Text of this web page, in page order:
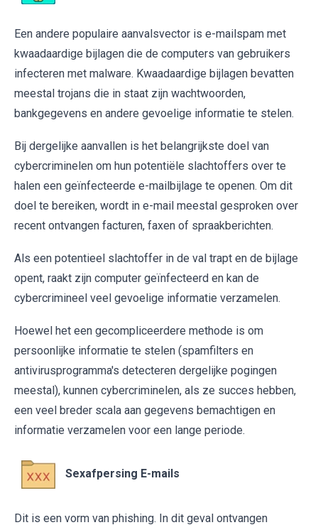
Een andere populaire aanvalsvector is e-mailspam met
kwaadaardige bijlagen die de computers van gebruikers
infecteren met malware. Kwaadaardige bijlagen bevatten
meestal trojans die in staat zijn wachtwoorden,
bankgegevens en andere gevoelige informatie te stelen.
Bij dergelijke aanvallen is het belangrijkste doel van
cybercriminelen om hun potentiële slachtoffers over te
halen een geïnfecteerde e-mailbijlage te openen. Om dit
doel te bereiken, wordt in e-mail meestal gesproken over
recent ontvangen facturen, faxen of spraakberichten.
Als een potentieel slachtoffer in de val trapt en de bijlage
opent, raakt zijn computer geïnfecteerd en kan de
cybercrimineel veel gevoelige informatie verzamelen.
Hoewel het een gecompliceerdere methode is om
persoonlijke informatie te stelen (spamfilters en
antivirusprogramma's detecteren dergelijke pogingen
meestal), kunnen cybercriminelen, als ze succes hebben,
een veel breder scala aan gegevens bemachtigen en
informatie verzamelen voor een lange periode.
Sexafpersing E-mails
Dit is een vorm van phishing. In dit geval ontvangen